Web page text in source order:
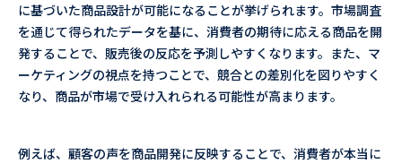
に基づいた商品設計が可能になることが挙げられます。市場調査
を通じて得られたデータを基に、消費者の期待に応える商品を開
発することで、販売後の反応を予測しやすくなります。また、マ
ーケティングの視点を持つことで、競合との差別化を図りやすく
なり、商品が市場で受け入れられる可能性が高まります。
例えば、顧客の声を商品開発に反映することで、消費者が本当に